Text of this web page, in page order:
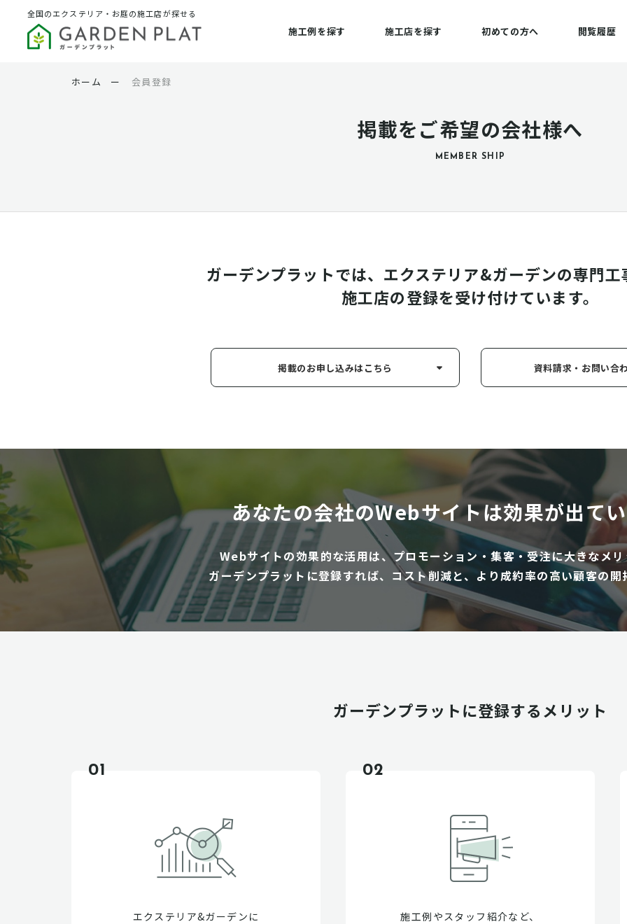
全国のエクステリア・お庭の施工店が探せる
施工例を探す 施工店を探す 初めての方へ 閲覧履歴
掲載をご希望の会社様へ
MEMBER SHIP
ホーム ー 会員登録
ガーデンプラットでは、エクステリア&ガーデンの専門工
施工店の登録を受け付けています。
掲載のお申し込みはこちら 資料請求・お問い合
あなたの会社のWebサイトは効果が出て
Webサイトの効果的な活用は、プロモーション・集客・受注に大きなメ
ガーデンプラットに登録すれば、コスト削減と、より成約率の高い顧客の開
ガーデンプラットに登録するメリット
01
エクステリア&ガーデンに
02
施工例やスタッフ紹介など、